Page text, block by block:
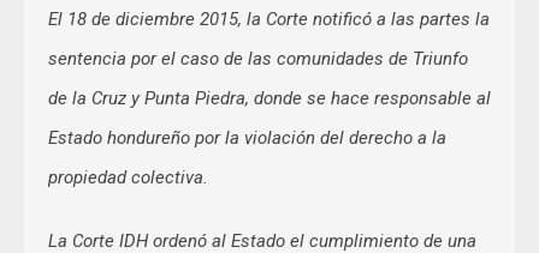
El 18 de diciembre 2015, la Corte notificó a las partes la
sentencia por el caso de las comunidades de Triunfo
de la Cruz y Punta Piedra, donde se hace responsable al
Estado hondureño por la violación del derecho a la
propiedad colectiva.
La Corte IDH ordenó al Estado el cumplimiento de una